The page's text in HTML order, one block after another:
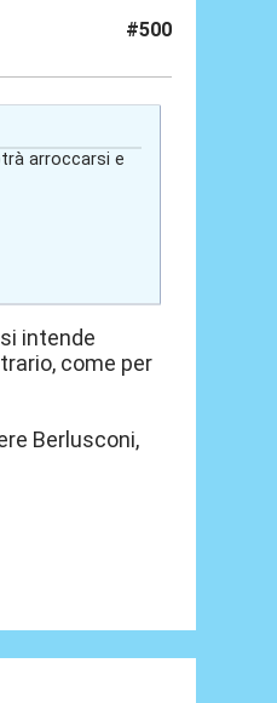
#500
arroccarsi e
intende
come per
Berlusconi,